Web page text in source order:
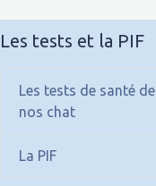
Les tests et la PIF
Les tests de santé de
nos chat
La PIF